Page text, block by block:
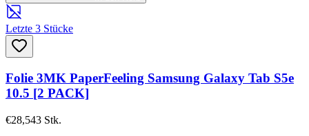
Letzte 3 Stücke
Folie 3MK PaperFeeling Samsung Galaxy Tab S5e
10.5 [2 PACK]
€28,543 Stk.